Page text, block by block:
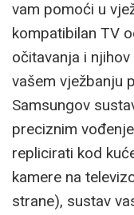
vam pomoći u
kompatibilan TV
očitavanja i
vašem vježbanju
Samsungov
preciznim
replicirati kod
kamere na
strane), sustav